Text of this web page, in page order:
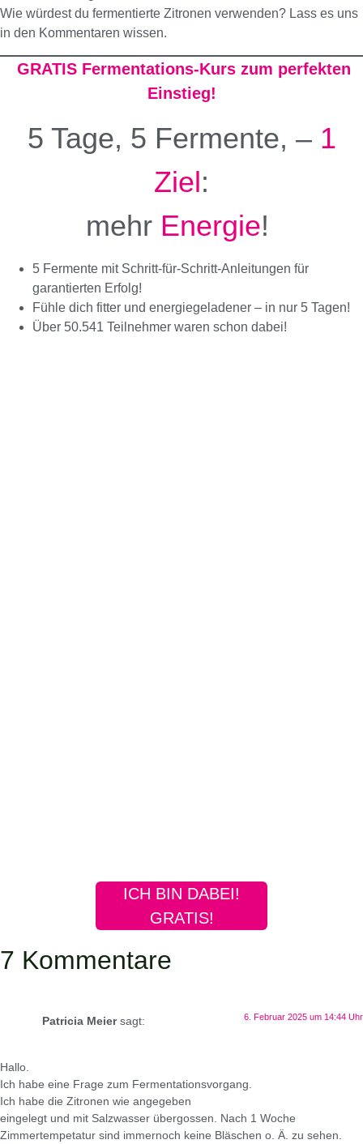
Wie würdest du fermentierte Zitronen verwenden? Lass es uns
in den Kommentaren wissen.
GRATIS Fermentations-Kurs zum perfekten
Einstieg!
5 Tage, 5 Fermente, – 1
Ziel:
mehr Energie!
5 Fermente mit Schritt-für-Schritt-Anleitungen für
garantierten Erfolg!
Fühle dich fitter und energiegeladener – in nur 5 Tagen!
Über 50.541 Teilnehmer waren schon dabei!
ICH BIN DABEI!
GRATIS!
7 Kommentare
Patricia Meier sagt: 6. Februar 2025 um 14:44 Uhr
Hallo.
Ich habe eine Frage zum Fermentationsvorgang.
Ich habe die Zitronen wie angegeben
eingelegt und mit Salzwasser übergossen. Nach 1 Woche
Zimmertempetatur sind immernoch keine Bläschen o. Ä. zu sehen.